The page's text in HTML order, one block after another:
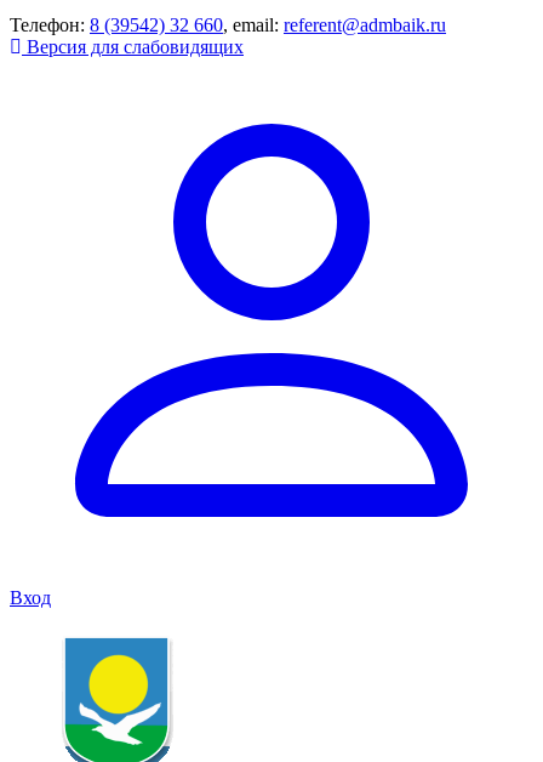
Телефон: 8 (39542) 32 660, email: referent@admbaik.ru
Версия для слабовидящих
Вход